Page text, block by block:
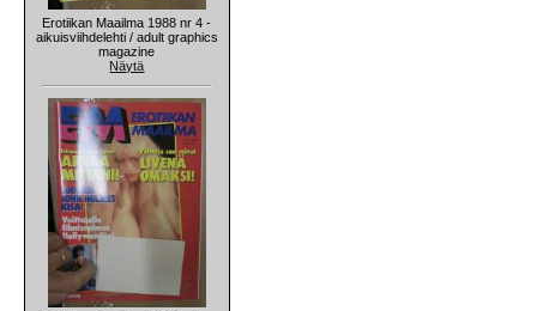
Erotiikan Maailma 1988 nr 4 -
aikuisviihdelehti / adult graphics
magazine
Näytä